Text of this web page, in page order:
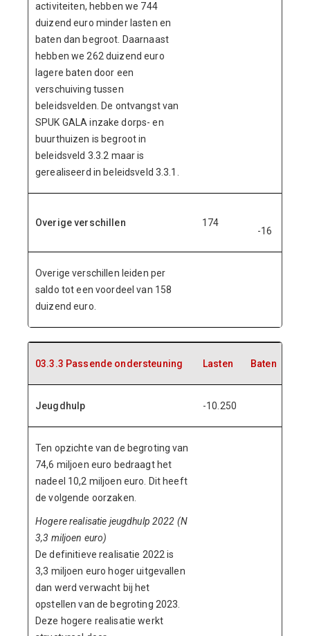
activiteiten, hebben we 744
duizend euro minder lasten en
baten dan begroot. Daarnaast
hebben we 262 duizend euro
lagere baten door een
verschuiving tussen
beleidsvelden. De ontvangst van
SPUK GALA inzake dorps- en
buurthuizen is begroot in
beleidsveld 3.3.2 maar is
gerealiseerd in beleidsveld 3.3.1.
Overige verschillen 174
-16
Overige verschillen leiden per
saldo tot een voordeel van 158
duizend euro.
03.3.3 Passende ondersteuning Lasten Baten
Jeugdhulp -10.250
Ten opzichte van de begroting van
74,6 miljoen euro bedraagt het
nadeel 10,2 miljoen euro. Dit heeft
de volgende oorzaken.
Hogere realisatie jeugdhulp 2022 (N
3,3 miljoen euro)
De definitieve realisatie 2022 is
3,3 miljoen euro hoger uitgevallen
dan werd verwacht bij het
opstellen van de begroting 2023.
Deze hogere realisatie werkt